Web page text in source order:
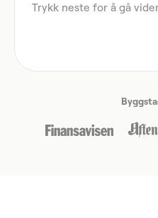
Trykk neste for å gå